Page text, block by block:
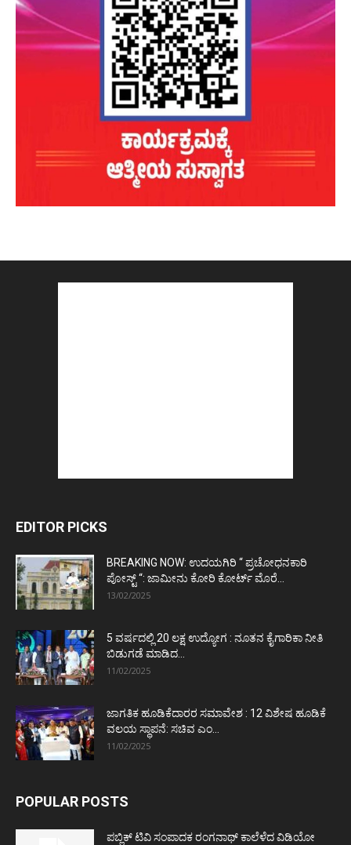
EDITOR PICKS
BREAKING NOW: ಉದಯಗಿರಿ “ ಪ್ರಚೋಧನಕಾರಿ
ಪೋಸ್ಟ್‌ “: ಜಾಮೀನು ಕೋರಿ ಕೋರ್ಟ್‌ ಮೊರೆ...
13/02/2025
5 ವರ್ಷದಲ್ಲಿ 20 ಲಕ್ಷ ಉದ್ಯೋಗ : ನೂತನ ಕೈಗಾರಿಕಾ ನೀತಿ
ಬಿಡುಗಡೆ ಮಾಡಿದ...
11/02/2025
ಜಾಗತಿಕ ಹೂಡಿಕೆದಾರರ ಸಮಾವೇಶ : 12 ವಿಶೇಷ ಹೂಡಿಕೆ
ವಲಯ ಸ್ಥಾಪನೆ: ಸಚಿವ ಎಂ...
11/02/2025
POPULAR POSTS
ಪಬ್ಲಿಕ್ ಟಿವಿ ಸಂಪಾದಕ ರಂಗನಾಥ್ ಕಾಲೆಳೆದ ವಿಡಿಯೋ